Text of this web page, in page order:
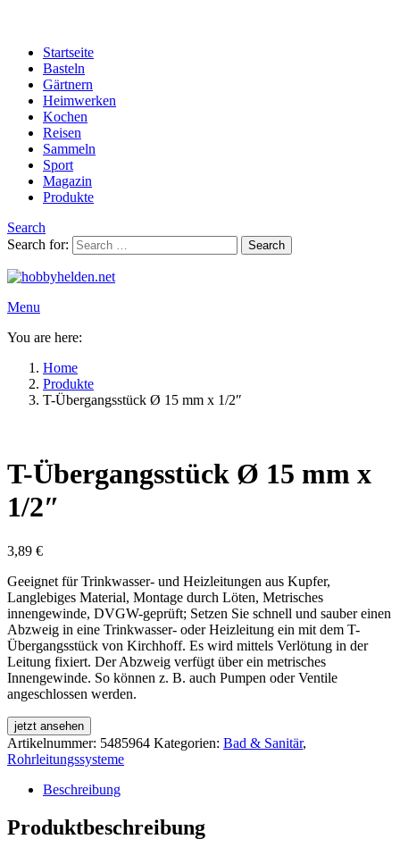
Startseite
Basteln
Gärtnern
Heimwerken
Kochen
Reisen
Sammeln
Sport
Magazin
Produkte
Search
Search for:
Search
Menu
You are here:
Home
Produkte
T-Übergangsstück Ø 15 mm x 1/2″
T-Übergangsstück Ø 15 mm x
1/2″
3,89 €
Geeignet für Trinkwasser- und Heizleitungen aus Kupfer,
Langlebiges Material, Montage durch Löten, Metrisches
innengewinde, DVGW-geprüft; Setzen Sie schnell und sauber einen
Abzweig in eine Trinkwasser- oder Heizleitung ein mit dem T-
Übergangsstück von Kirchhoff. Es wird mittels Verlötung in der
Leitung fixiert. Der Abzweig verfügt über ein metrisches
Innengewinde. So können z. B. auch Pumpen oder Ventile
angeschlossen werden.
jetzt ansehen
Artikelnummer: 5485964 Kategorien: Bad & Sanitär,
Rohrleitungssysteme
Beschreibung
Produktbeschreibung